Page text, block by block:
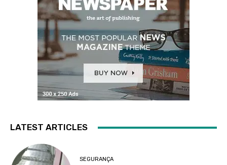
LATEST ARTICLES
SEGURANÇA